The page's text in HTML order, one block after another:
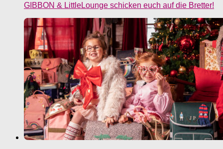
GIBBON & LittleLounge schicken euch auf die Bretter!